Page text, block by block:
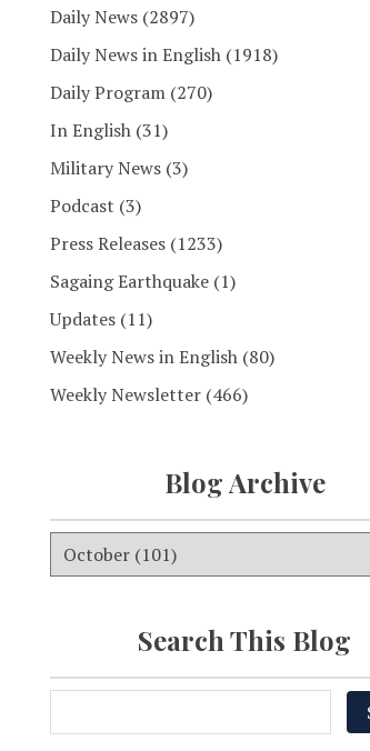
Daily News (2897)
Daily News in English (1918)
Daily Program (270)
In English (31)
Military News (3)
Podcast (3)
Press Releases (1233)
Sagaing Earthquake (1)
Updates (11)
Weekly News in English (80)
Weekly Newsletter (466)
Blog Archive
Search This Blog